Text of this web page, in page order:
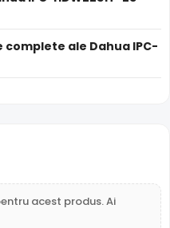
S2 suporta alimentare
atat date cat si
retea. Simplifica
ale Dahua IPC-
acest produs. Ai